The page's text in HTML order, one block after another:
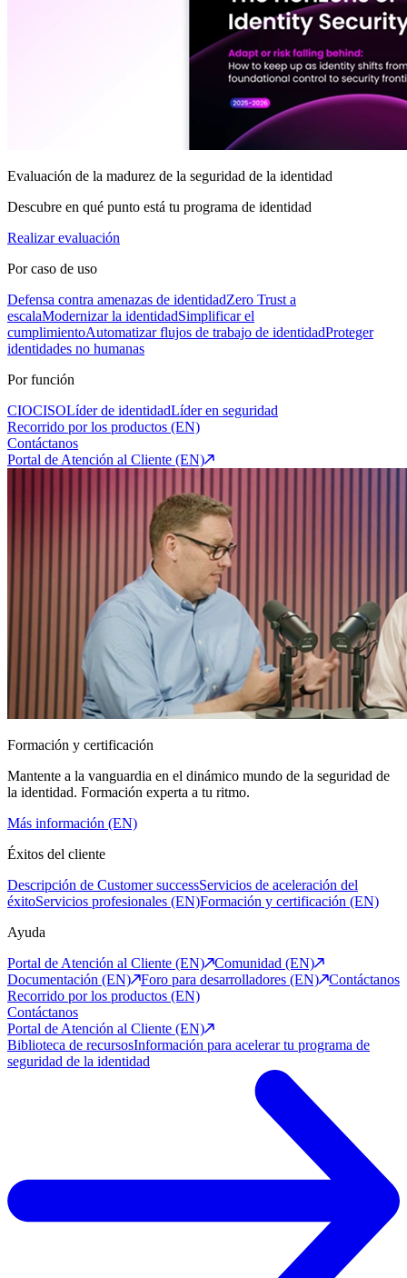
Evaluación de la madurez de la seguridad de la identidad
Descubre en qué punto está tu programa de identidad
Realizar evaluación
Por caso de uso
Defensa contra amenazas de identidadZero Trust a
escalaModernizar la identidadSimplificar el
cumplimientoAutomatizar flujos de trabajo de identidadProteger
identidades no humanas
Por función
CIOCISOLíder de identidadLíder en seguridad
Recorrido por los productos (EN)
Contáctanos
Portal de Atención al Cliente (EN)
Formación y certificación
Mantente a la vanguardia en el dinámico mundo de la seguridad de
la identidad. Formación experta a tu ritmo.
Más información (EN)
Éxitos del cliente
Descripción de Customer successServicios de aceleración del
éxitoServicios profesionales (EN)Formación y certificación (EN)
Ayuda
Portal de Atención al Cliente (EN)
Comunidad (EN)
Documentación (EN)
Foro para desarrolladores (EN)
Contáctanos
Recorrido por los productos (EN)
Contáctanos
Portal de Atención al Cliente (EN)
Biblioteca de recursosInformación para acelerar tu programa de
seguridad de la identidad